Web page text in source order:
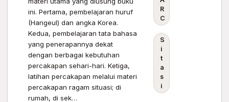
ini. Pertama, pembelajaran huruf
(Hangeul) dan angka Korea.
Kedua, pembelajaran tata bahasa
yang penerapannya dekat
dengan berbagai kebutuhan
percakapan sehari-hari. Ketiga,
latihan percakapan melalui materi
percakapan ragam situasi; di
rumah, di sek…
R
C
S
i
t
a
s
i